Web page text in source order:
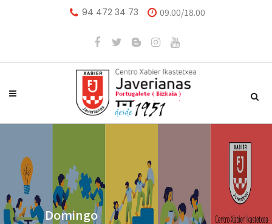
94 472 34 73 09.00/18.00
Domingo